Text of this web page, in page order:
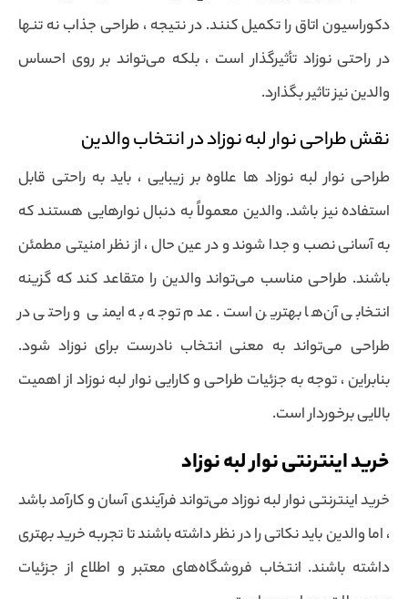
دکوراسیون اتاق را تکمیل کنند. در نتیجه ، طراحی جذاب نه تنها
در راحتی نوزاد تأثیرگذار است ، بلکه می‌تواند بر روی احساس
والدین نیز تاثیر بگذارد.
نقش طراحی نوار لبه نوزاد در انتخاب والدین
طراحی نوار لبه نوزاد ها علاوه بر زیبایی ، باید به راحتی قابل
استفاده نیز باشد. والدین معمولاً به دنبال نوارهایی هستند که
به آسانی نصب و جدا شوند و در عین حال ، از نظر امنیتی مطمئن
باشند. طراحی مناسب می‌تواند والدین را متقاعد کند که گزینه
انتخابی آن‌ها بهترین است. عدم توجه به ایمنی و راحتی در
طراحی می‌تواند به معنی انتخاب نادرست برای نوزاد شود.
بنابراین ، توجه به جزئیات طراحی و کارایی نوار لبه نوزاد از اهمیت
بالایی برخوردار است.
خرید اینترنتی نوار لبه نوزاد
خرید اینترنتی نوار لبه نوزاد می‌تواند فرآیندی آسان و کارآمد باشد
، اما والدین باید نکاتی را در نظر داشته باشند تا تجربه خرید بهتری
داشته باشند. انتخاب فروشگاه‌های معتبر و اطلاع از جزئیات